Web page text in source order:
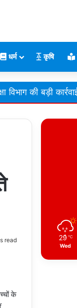
धर्म कृषि
अमानक स्तर
read
के
29 ℃
Wed